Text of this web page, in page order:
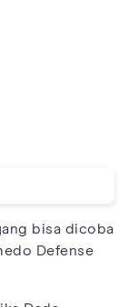
bisa dicoba
Defense